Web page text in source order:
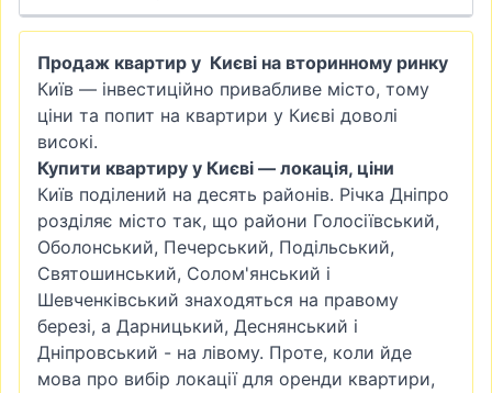
Продаж квартир у Києві на вторинному ринку
Київ — інвестиційно привабливе місто, тому
ціни та попит на квартири у Києві доволі
високі.
Купити квартиру у Києві — локація, ціни
Київ поділений на десять районів. Річка Дніпро
розділяє місто так, що райони Голосіївський,
Оболонський, Печерський, Подільський,
Святошинський, Солом'янський і
Шевченківський знаходяться на правому
березі, а Дарницький, Деснянський і
Дніпровський - на лівому. Проте, коли йде
мова про вибір локації для оренди квартири,